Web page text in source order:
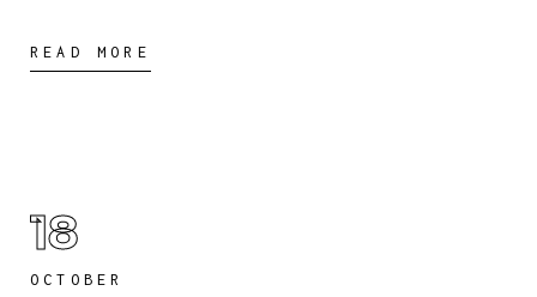
READ MORE
18
OCTOBER